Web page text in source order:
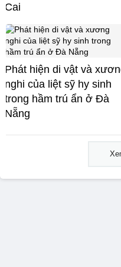
Cai
Phát hiện di vật và
nghi của liệt sỹ hy sinh
trong hầm trú ẩn ở Đà
Nẵng